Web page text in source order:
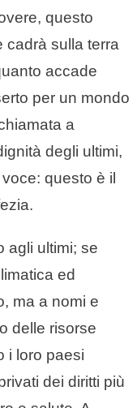
questo
cadrà sulla terra
accade
per un mondo
a
degli ultimi,
questo è il
agli ultimi; se
ed
ma a nomi e
delle risorse
i loro paesi
dei diritti più